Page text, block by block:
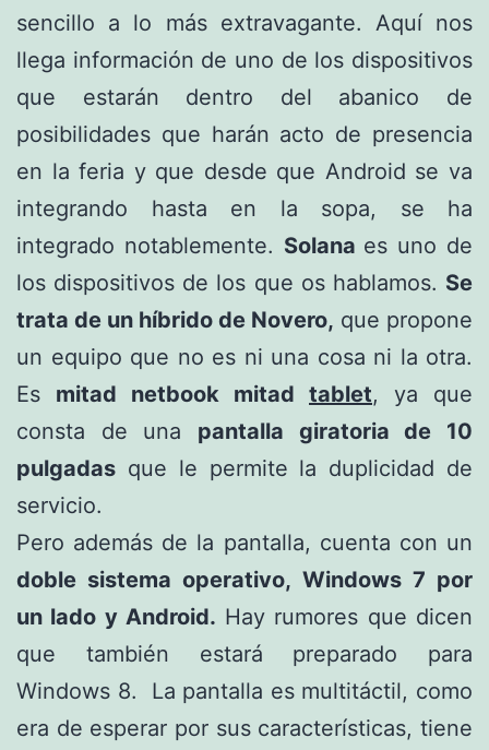
sencillo a lo más extravagante. Aquí nos
llega información de uno de los dispositivos
que estarán dentro del abanico de
posibilidades que harán acto de presencia
en la feria y que desde que Android se va
integrando hasta en la sopa, se ha
integrado notablemente. Solana es uno de
los dispositivos de los que os hablamos. Se
trata de un híbrido de Novero, que propone
un equipo que no es ni una cosa ni la otra.
Es mitad netbook mitad tablet, ya que
consta de una pantalla giratoria de 10
pulgadas que le permite la duplicidad de
servicio.
Pero además de la pantalla, cuenta con un
doble sistema operativo, Windows 7 por
un lado y Android. Hay rumores que dicen
que también estará preparado para
Windows 8. La pantalla es multitáctil, como
era de esperar por sus características, tiene